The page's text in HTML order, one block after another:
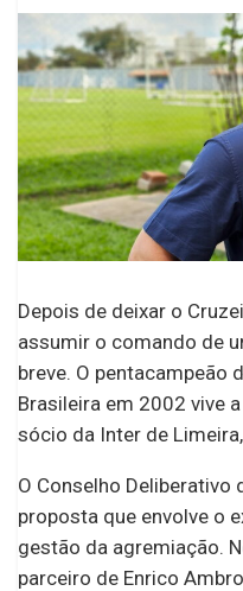
Depois de deixar o
assumir o comando de
breve. O pentacampeão
Brasileira em 2002 vive
sócio da Inter de
O Conselho Deliberativo
proposta que envolve o
gestão da agremiação.
parceiro de Enrico